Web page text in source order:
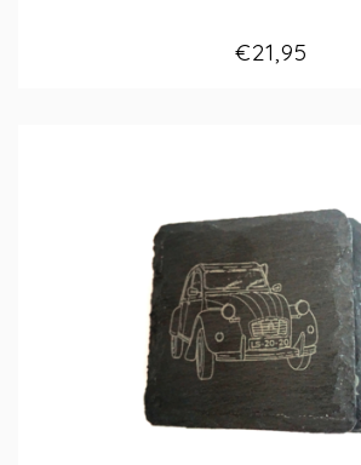
€21,95